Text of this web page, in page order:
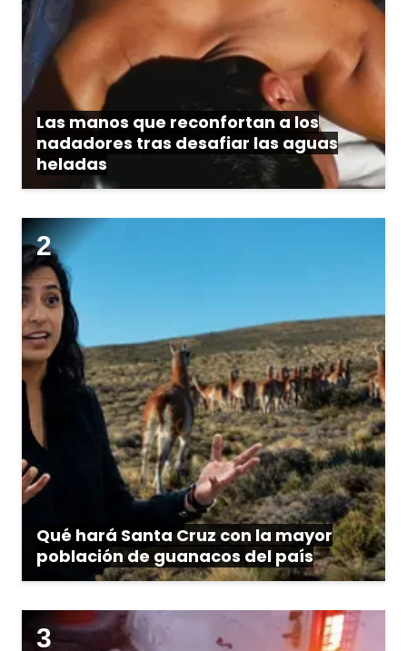
Las manos que reconfortan a los
nadadores tras desafiar las aguas
heladas
Qué hará Santa Cruz con la mayor
población de guanacos del país